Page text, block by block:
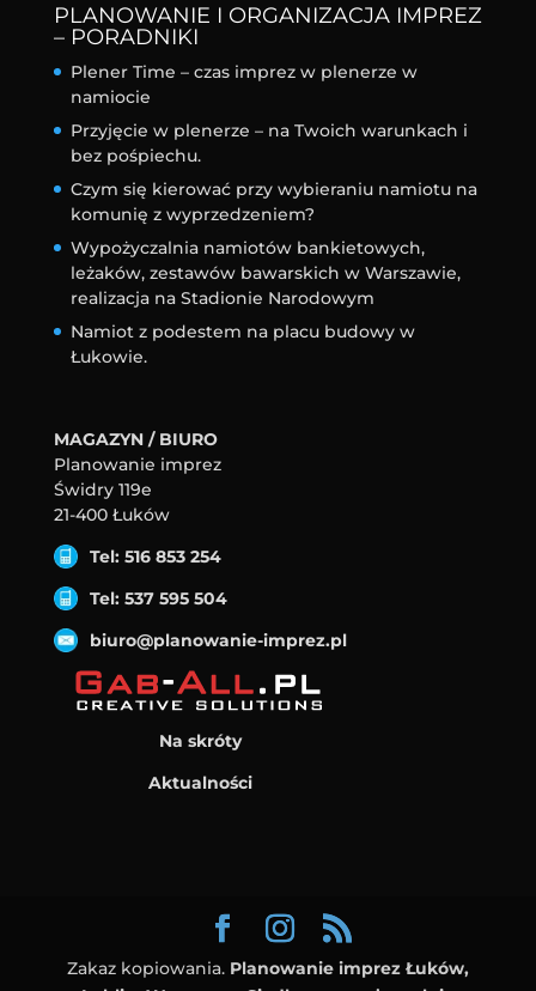
PLANOWANIE I ORGANIZACJA IMPREZ
– PORADNIKI
Plener Time – czas imprez w plenerze w
namiocie
Przyjęcie w plenerze – na Twoich warunkach i
bez pośpiechu.
Czym się kierować przy wybieraniu namiotu na
komunię z wyprzedzeniem?
Wypożyczalnia namiotów bankietowych,
leżaków, zestawów bawarskich w Warszawie,
realizacja na Stadionie Narodowym
Namiot z podestem na placu budowy w
Łukowie.
MAGAZYN / BIURO
Planowanie imprez
Świdry 119e
21-400 Łuków
Tel: 516 853 254
Tel: 537 595 504
biuro@planowanie-imprez.pl
Na skróty
Aktualności
Zakaz kopiowania. Planowanie imprez Łuków,